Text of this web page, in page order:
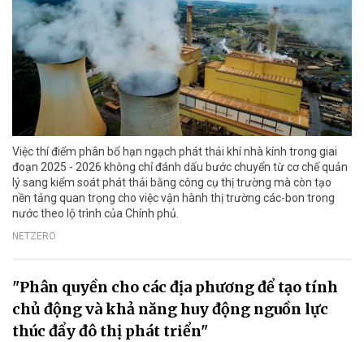
Việc thí điểm phân bổ hạn ngạch phát thải khí nhà kính trong giai
đoạn 2025 - 2026 không chỉ đánh dấu bước chuyển từ cơ chế quản
lý sang kiểm soát phát thải bằng công cụ thị trường mà còn tạo
nền tảng quan trọng cho việc vận hành thị trường các-bon trong
nước theo lộ trình của Chính phủ.
NETZERO
"Phân quyền cho các địa phương để tạo tính
chủ động và khả năng huy động nguồn lực
thúc đẩy đô thị phát triển"